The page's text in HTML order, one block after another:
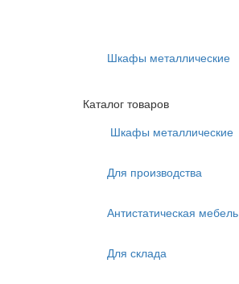
Шкафы металлические
Каталог товаров
Шкафы металлические
Для производства
Антистатическая мебель
Для склада